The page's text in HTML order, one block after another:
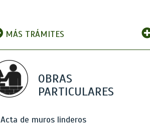
MÁS TRÁMITES
OBRAS
PARTICULARES
Acta de muros linderos